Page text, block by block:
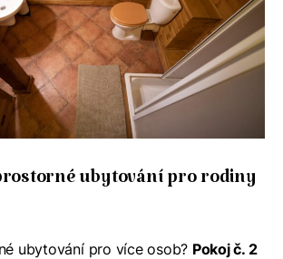
ubytování pro rodiny
ubytování pro více osob? Pokoj č. 2